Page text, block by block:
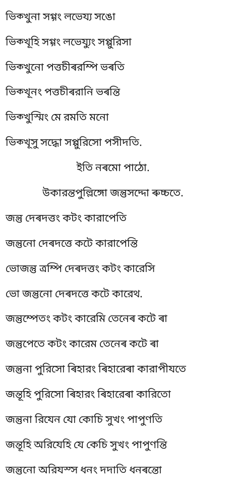
ভিক্খুনা সগ্গং লভেয্য সঙো
ভিক্খূহি সগ্গং লভেয্যুং সপ্পুরিসা
ভিক্খুনো পত্তচীৰরম্পি ভৰতি
ভিক্খূনং পত্তচীৰরানি ভৰন্তি
ভিক্খুস্মিং মে রমতি মনো
ভিক্খূসু সদ্ধো সপ্পুরিসো পসীদতি.
ইতি নৰমো পাঠো.
উকারন্তপুল্লিঙ্গো জন্তুসদ্দো ৰুচ্চতে.
জন্তু দেৰদত্তং কটং কারাপেতি
জন্তুনো দেৰদত্তে কটে কারাপেন্তি
ভোজন্তু ত্ৰম্পি দেৰদত্তং কটং কারেসি
ভো জন্তুনো দেৰদত্তে কটে কারেথ.
জন্তুম্পেতং কটং কারেমি তেনেৰ কটে ৰা
জন্তুপেতে কটং কারেম তেনেৰ কটে ৰা
জন্তুনা পুরিসো ৰিহারং ৰিহারেৰা কারাপীযতে
জন্তূহি পুরিসো ৰিহারং ৰিহারেৰা কারিতো
জন্তুনা রিযেন যো কোচি সুখং পাপুণতি
জন্তূহি অরিযেহি যে কেচি সুখং পাপুণন্তি
জন্তুনো অরিযস্স ধনং দদাতি ধনৰন্তো